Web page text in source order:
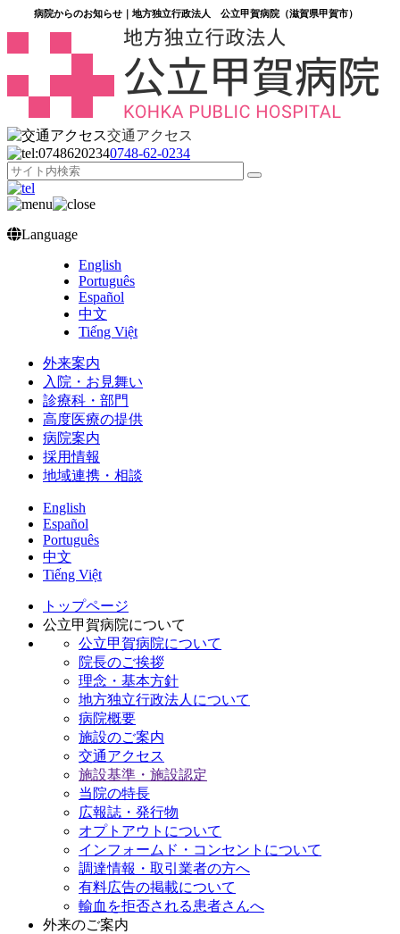
病院からのお知らせ｜地方独立行政法人 公立甲賀病院（滋賀県甲賀市）
交通アクセス
0748‐62‐0234
Language
English
Português
Español
中文
Tiếng Việt
外来案内
入院・お見舞い
診療科・部門
高度医療の提供
病院案内
採用情報
地域連携・相談
English
Español
Português
中文
Tiếng Việt
トップページ
公立甲賀病院について
公立甲賀病院について
院長のご挨拶
理念・基本方針
地方独立行政法人について
病院概要
施設のご案内
交通アクセス
施設基準・施設認定
当院の特長
広報誌・発行物
オプトアウトについて
インフォームド・コンセントについて
調達情報・取引業者の方へ
有料広告の掲載について
輸血を拒否される患者さんへ
外来のご案内